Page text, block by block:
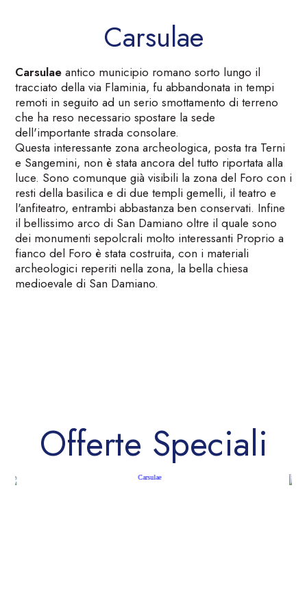
Carsulae
Carsulaeantico municipio romano sorto lungo il
tracciato della via Flaminia, fu abbandonata in tempi
remoti in seguito ad un serio smottamento di terreno
che ha reso necessario spostare la sede
dell'importante strada consolare.
Questa interessante zona archeologica, posta tra Terni
e Sangemini, non è stata ancora del tutto riportata alla
luce. Sono comunque già visibili la zona del Foro con i
resti della basilica e di due templi gemelli, il teatro e
l'anfiteatro, entrambi abbastanza ben conservati. Infine
il bellissimo arco di San Damiano oltre il quale sono
dei monumenti sepolcrali molto interessanti Proprio a
fianco del Foro è stata costruita, con i materiali
archeologici reperiti nella zona, la bella chiesa
medioevale di San Damiano.
Offerte Speciali